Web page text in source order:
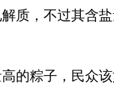
质，不过其含
粽子，民众该